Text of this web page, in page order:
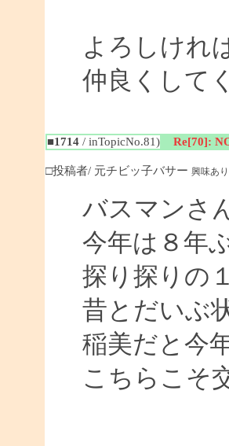
よろしけれ
仲良くして
■1714/ inTopicNo.81) Re[70]:
□投稿者/ 元チビッ子バサー 興味あ
バスマンさ
今年は８年
探り探りの
昔とだいぶ
稲美だと今
こちらこそ